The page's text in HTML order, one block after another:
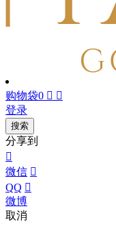
购物袋0  
登录
搜索
分享到

微信 
QQ 
微博
取消